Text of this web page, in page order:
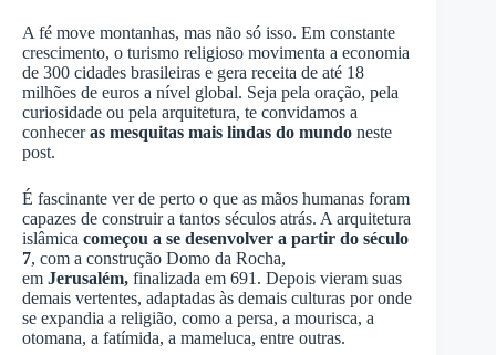
A fé move montanhas, mas não só isso. Em constante
crescimento, o turismo religioso movimenta a economia
de 300 cidades brasileiras e gera receita de até 18
milhões de euros a nível global. Seja pela oração, pela
curiosidade ou pela arquitetura, te convidamos a
conheceras mesquitas mais lindas do mundo neste
post.
É fascinante ver de perto o que as mãos humanas foram
capazes de construir a tantos séculos atrás. A arquitetura
islâmica começou a se desenvolver a partir do século
7, com a construção Domo da Rocha,
em Jerusalém, finalizada em 691. Depois vieram suas
demais vertentes, adaptadas às demais culturas por onde
se expandia a religião, como a persa, a mourisca, a
otomana, a fatímida, a mameluca, entre outras.